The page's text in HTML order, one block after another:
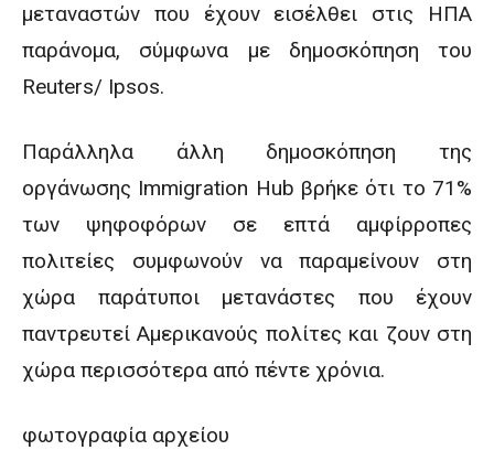
μεταναστών που έχουν εισέλθει στις ΗΠΑ
παράνομα, σύμφωνα με δημοσκόπηση του
Reuters/ Ipsos.
Παράλληλα άλλη δημοσκόπηση της
οργάνωσης Immigration Hub βρήκε ότι το 71%
των ψηφοφόρων σε επτά αμφίρροπες
πολιτείες συμφωνούν να παραμείνουν στη
χώρα παράτυποι μετανάστες που έχουν
παντρευτεί Αμερικανούς πολίτες και ζουν στη
χώρα περισσότερα από πέντε χρόνια.
φωτογραφία αρχείου